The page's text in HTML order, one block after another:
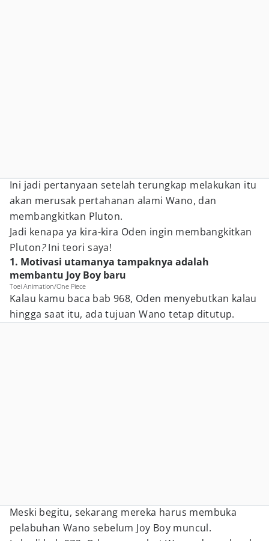
Ini jadi pertanyaan setelah terungkap melakukan itu
akan merusak pertahanan alami Wano, dan
membangkitkan Pluton.
Jadi kenapa ya kira-kira Oden ingin membangkitkan
Pluton?Ini teori saya!
1. Motivasi utamanya tampaknya adalah
membantu Joy Boy baru
Toei Animation/One Piece
Kalau kamu baca bab 968, Oden menyebutkan kalau
hingga saat itu, ada tujuan Wano tetap ditutup.
Meski begitu, sekarang mereka harus membuka
pelabuhan Wano sebelum Joy Boy muncul.